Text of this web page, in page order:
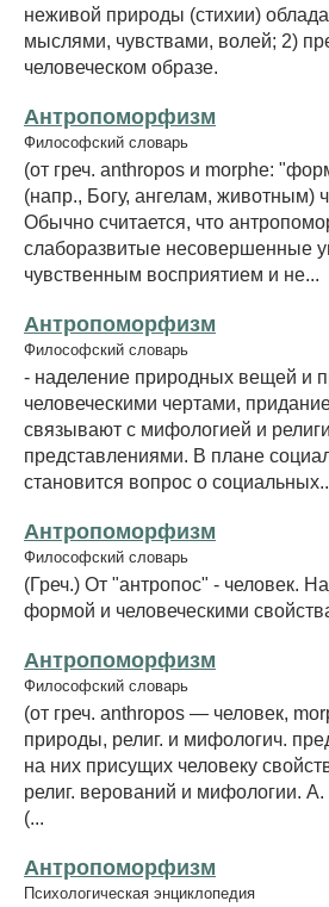
неживой природы (стихии)
мыслями, чувствами, волей; 2)
человеческом образе.
Антропоморфизм
Философский словарь
(от греч. anthropos и morphe:
(напр., Богу, ангелам, животным)
Обычно считается, что
слаборазвитые несовершенные
чувственным восприятием и не...
Антропоморфизм
Философский словарь
- наделение природных вещей и
человеческими чертами,
связывают с мифологией и
представлениями. В плане
становится вопрос о социальных...
Антропоморфизм
Философский словарь
(Греч.) От "антропос" - человек.
формой и человеческими
Антропоморфизм
Философский словарь
(от греч. anthropos — человек,
природы, религ. и мифологич.
на них присущих человеку
религ. верований и мифологии.
(...
Антропоморфизм
Психологическая энциклопедия